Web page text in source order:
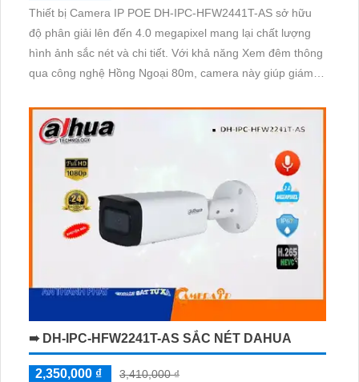
Thiết bị Camera IP POE DH-IPC-HFW2441T-AS sở hữu
độ phân giải lên đến 4.0 megapixel mang lại chất lượng
hình ảnh sắc nét và chi tiết. Với khả năng Xem đêm thông
qua công nghệ Hồng Ngoại 80m, camera này giúp giám
nghệ IP POE tiên tiến, đảm bảo không gian lắp đặt gọn
gàng và tiết kiệm
➠ DH-IPC-HFW2241T-AS SẮC NÉT DAHUA
2,350,000 ₫
3,410,000 ₫